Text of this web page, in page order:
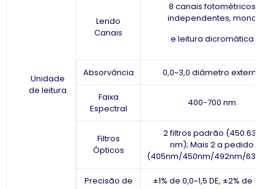
Unidade
de leitura
Lendo
Canais
8 canais fotométricos
independentes, mono
e leitura dicromática
Absorvância 0,0~3,0 diâmetro externo
Faixa
Espectral
400-700 nm
Filtros
Ópticos
2 filtros padrão (450.630
nm); Mais 2 a pedido
(405nm/450nm/492nm/
Precisão de
±1% de 0,0~1,5 DE, ±2% de 1,5 a